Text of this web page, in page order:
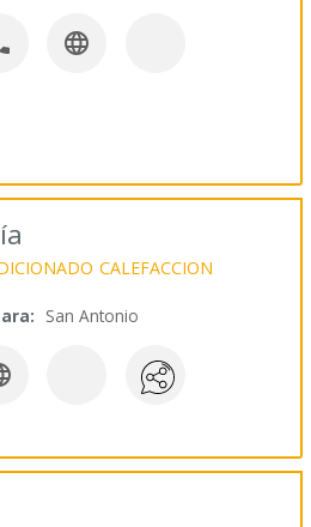

CALEFACCION
San Antonio